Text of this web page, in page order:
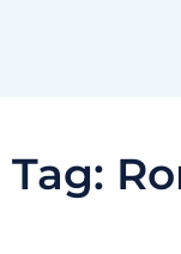
Tag: